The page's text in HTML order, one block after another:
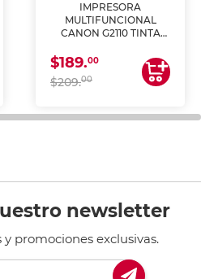
IMPRESORA
MULTIFUNCIONAL
CANON G2110 TINTA
$189.00
$209.00
newsletter
promociones exclusivas.